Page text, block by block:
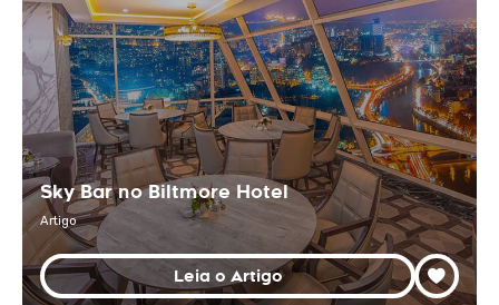
Sky Bar no Biltmore Hotel
Artigo
Leia o Artigo